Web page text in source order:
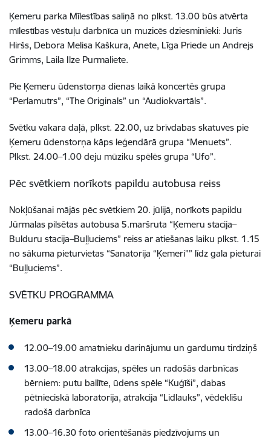
Ķemeru parka Mīlestības saliņā no plkst. 13.00 būs atvērta
mīlestības vēstuļu darbnīca un muzicēs dziesminieki: Juris
Hiršs, Debora Melisa Kaškura, Anete, Līga Priede un Andrejs
Grimms, Laila Ilze Purmaliete.
Pie Ķemeru ūdenstorņa dienas laikā koncertēs grupa
“Perlamutrs”, “The Originals” un “Audiokvartāls”.
Svētku vakara daļā, plkst. 22.00, uz brīvdabas skatuves pie
Ķemeru ūdenstorņa kāps leģendārā grupa “Menuets”.
Plkst. 24.00–1.00 deju mūziku spēlēs grupa “Ufo”.
Pēc svētkiem norīkots papildu autobusa reiss
Nokļūšanai mājās pēc svētkiem 20. jūlijā, norīkots papildu
Jūrmalas pilsētas autobusa 5.maršruta “Ķemeru stacija–
Bulduru stacija–Buļļuciems” reiss ar atiešanas laiku plkst. 1.15
no sākuma pieturvietas “Sanatorija “Ķemeri”” līdz gala pieturai
“Buļļuciems”.
SVĒTKU PROGRAMMA
Ķemeru parkā
12.00–19.00 amatnieku darinājumu un gardumu tirdziņš
13.00–18.00 atrakcijas, spēles un radošās darbnīcas
bērniem: putu ballīte, ūdens spēle “Kuģīši”, dabas
pētnieciskā laboratorija, atrakcija “Lidlauks”, vēdeklīšu
radošā darbnīca
13.00–16.30 foto orientēšanās piedzīvojums un